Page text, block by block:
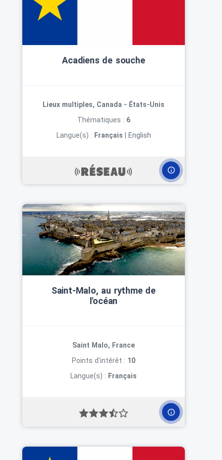
Acadiens de souche
Lieux multiples, Canada - États-Unis
Thématiques : 6
Langue(s) : Français English
Saint‑Malo, au rythme de
l'océan
Saint Malo, France
Points d'intérêt : 10
Langue(s) : Français